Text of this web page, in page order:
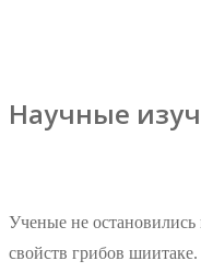
Научные
Ученые не
свойств грибов